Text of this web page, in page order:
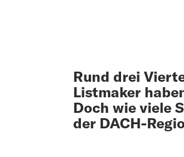
Rund drei
Listmaker
Doch wie viele
der DACH-